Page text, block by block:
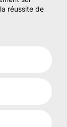
réussite de